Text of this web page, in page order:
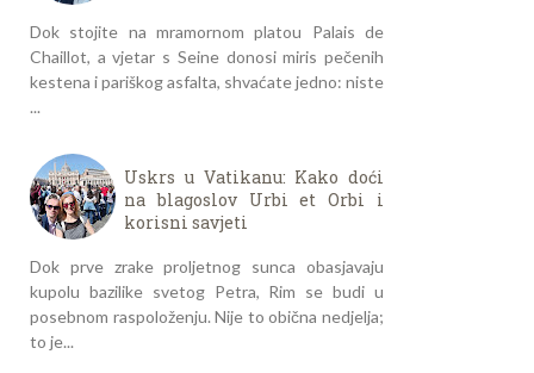
Dok stojite na mramornom platou Palais de
Chaillot, a vjetar s Seine donosi miris pečenih
kestena i pariškog asfalta, shvaćate jedno: niste
...
Uskrs u Vatikanu: Kako doći
na blagoslov Urbi et Orbi i
korisni savjeti
Dok prve zrake proljetnog sunca obasjavaju
kupolu bazilike svetog Petra, Rim se budi u
posebnom raspoloženju. Nije to obična nedjelja;
to je...